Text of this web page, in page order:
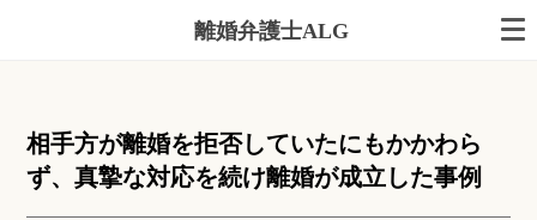
離婚弁護士ALG
相手方が離婚を拒否していたにもかかわら
ず、真摯な対応を続け離婚が成立した事例